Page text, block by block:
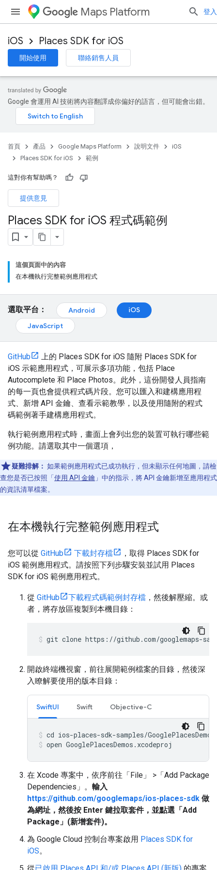
Maps Platform 登入
iOS Places SDK for iOS
開始使用 聯絡銷售人員
Google 會運用 AI 技術將內容翻譯成你偏好的語言，但可能會出錯。
首頁 產品 Google Maps Platform 說明文件
iOS
Places SDK for iOS
範例
這對你有幫助嗎？
提供意見
Places SDK for iOS 程式碼範例
這個頁面中的內容
在本機執行完整範例應用程式
選取平台： Android
iOS
JavaScript
GitHub
上的 Places SDK for iOS 隨附 Places SDK for
iOS 示範應用程式，可展示多項功能，包括 Place
Autocomplete 和 Place Photos。此外，這份開發人員指南
的每一頁也會提供程式碼片段。您可以匯入和建構應用程
式、新增 API 金鑰、查看示範教學，以及使用隨附的程式
碼範例著手建構應用程式。
執行範例應用程式時，畫面上會列出您的裝置可執行哪些範
例功能。請選取其中一個選項，
疑難排解： 如果範例應用程式已成功執行，但未顯示任何地圖，請檢
查您是否已按照「 使用 API 金鑰 」中的指示，將 API 金鑰新增至應用程式
的資訊清單檔案。
在本機執行完整範例應用程式
您可以從 GitHub 下載封存檔
，取得 Places SDK for
iOS 範例應用程式。請按照下列步驟安裝並試用 Places
SDK for iOS 範例應用程式。
從 GitHub 下載程式碼範例封存檔 ，然後解壓縮。或
者，將存放區複製到本機目錄：
git clone https://github.com/googlemaps-
開啟終端機視窗，前往展開範例檔案的目錄，然後深
入瞭解要使用的版本目錄：
SwiftUI Swift Objective-C
open GooglePlacesDemos.xcodeproj
在 Xcode 專案中，依序前往「File」
>「Add Package
Dependencies」 。 輸入
https://github.com/googlemaps/ios-places-sdk 做
為網址，然後按 Enter 鍵拉取套件，並點選「Add
Package」(新增套件)。
為 Google Cloud 控制台專案啟用 Places SDK for
iOS。